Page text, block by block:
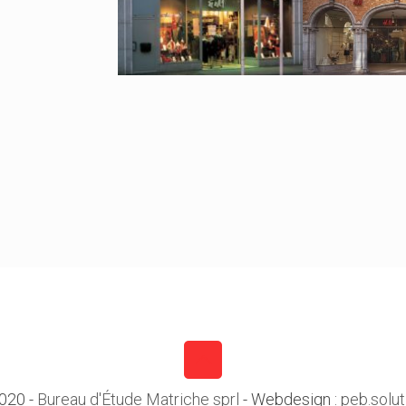
- Bureau d'Étude Matriche sprl - Webdesign :